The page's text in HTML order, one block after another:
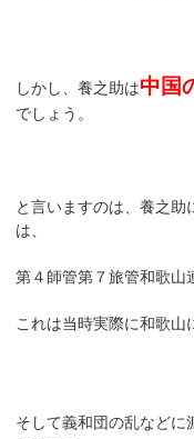
しかし、養之助は中国
でしょう。
と言いますのは、養之
は、
第４師管第７旅管和歌山
これは当時実際に和歌山
そして義和団の乱などに